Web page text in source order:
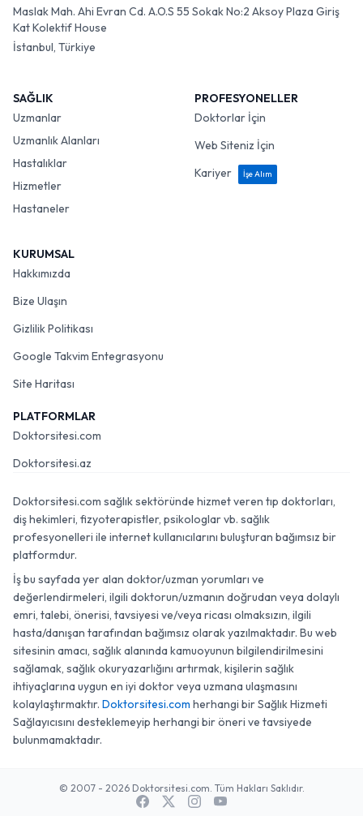
Maslak Mah. Ahi Evran Cd. A.O.S 55 Sokak No:2 Aksoy Plaza Giriş
Kat Kolektif House
İstanbul, Türkiye
SAĞLIK
Uzmanlar
Uzmanlık Alanları
Hastalıklar
Hizmetler
Hastaneler
PROFESYONELLER
Doktorlar İçin
Web Siteniz İçin
Kariyer
İşe Alım
KURUMSAL
Hakkımızda
Bize Ulaşın
Gizlilik Politikası
Google Takvim Entegrasyonu
Site Haritası
PLATFORMLAR
Doktorsitesi.com
Doktorsitesi.az
Doktorsitesi.com sağlık sektöründe hizmet veren tıp doktorları,
diş hekimleri, fizyoterapistler, psikologlar vb. sağlık
profesyonelleri ile internet kullanıcılarını buluşturan bağımsız bir
platformdur.
İş bu sayfada yer alan doktor/uzman yorumları ve
değerlendirmeleri, ilgili doktorun/uzmanın doğrudan veya dolaylı
emri, talebi, önerisi, tavsiyesi ve/veya ricası olmaksızın, ilgili
hasta/danışan tarafından bağımsız olarak yazılmaktadır. Bu web
sitesinin amacı, sağlık alanında kamuoyunun bilgilendirilmesini
sağlamak, sağlık okuryazarlığını artırmak, kişilerin sağlık
ihtiyaçlarına uygun en iyi doktor veya uzmana ulaşmasını
kolaylaştırmaktır. Doktorsitesi.com herhangi bir Sağlık Hizmeti
Sağlayıcısını desteklemeyip herhangi bir öneri ve tavsiyede
bulunmamaktadır.
© 2007 - 2026 Doktorsitesi.com. Tüm Hakları Saklıdır.